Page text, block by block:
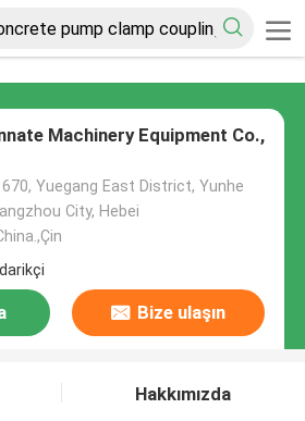
Machinery Equipment Co.,
Yuegang East District, Yunhe
City, Hebei
Bize ulaşın
Hakkımızda